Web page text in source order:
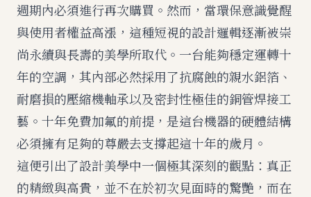
週期內必須進行再次購買。然而，當環保意識覺醒
與使用者權益高漲，這種短視的設計邏輯逐漸被崇
尚永續與長壽的美學所取代。一台能夠穩定運轉十
年的空調，其內部必然採用了抗腐蝕的親水鋁箔、
耐磨損的壓縮機軸承以及密封性極佳的銅管焊接工
藝。十年免費加氟的前提，是這台機器的硬體結構
必須擁有足夠的尊嚴去支撐起這十年的歲月。
這便引出了設計美學中一個極其深刻的觀點：真正
的精緻與高貴，並不在於初次見面時的驚艷，而在